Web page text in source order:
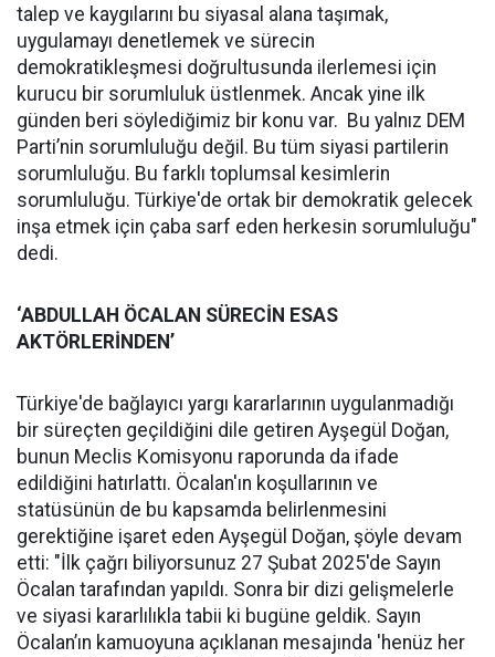
talep ve kaygılarını bu siyasal alana taşımak,
uygulamayı denetlemek ve sürecin
demokratikleşmesi doğrultusunda ilerlemesi için
kurucu bir sorumluluk üstlenmek. Ancak yine ilk
günden beri söylediğimiz bir konu var. Bu yalnız DEM
Parti’nin sorumluluğu değil. Bu tüm siyasi partilerin
sorumluluğu. Bu farklı toplumsal kesimlerin
sorumluluğu. Türkiye'de ortak bir demokratik gelecek
inşa etmek için çaba sarf eden herkesin sorumluluğu"
dedi.
‘ABDULLAH ÖCALAN SÜRECİN ESAS
AKTÖRLERİNDEN’
Türkiye'de bağlayıcı yargı kararlarının uygulanmadığı
bir süreçten geçildiğini dile getiren Ayşegül Doğan,
bunun Meclis Komisyonu raporunda da ifade
edildiğini hatırlattı. Öcalan'ın koşullarının ve
statüsünün de bu kapsamda belirlenmesini
gerektiğine işaret eden Ayşegül Doğan, şöyle devam
etti: "İlk çağrı biliyorsunuz 27 Şubat 2025'de Sayın
Öcalan tarafından yapıldı. Sonra bir dizi gelişmelerle
ve siyasi kararlılıkla tabii ki bugüne geldik. Sayın
Öcalan’ın kamuoyuna açıklanan mesajında 'henüz her